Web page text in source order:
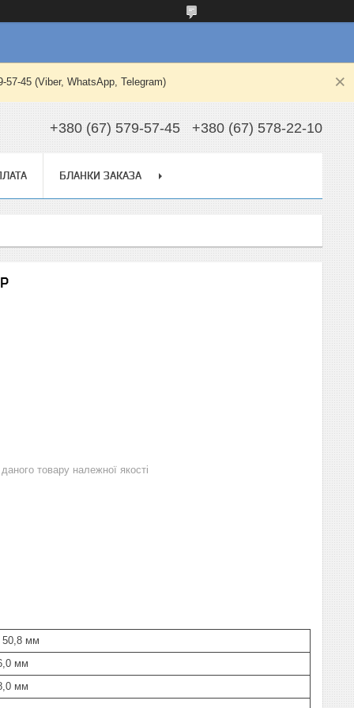
45 (Viber, WhatsApp, Telegram)
+380 (67) 579-57-45 +380 (67) 578-22-10
БЛАНКИ ЗАКАЗА
товару належної якості
50,8 мм
мм
мм